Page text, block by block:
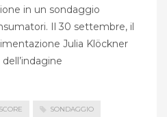
in un sondaggio
Il 30 settembre, il
Julia Klöckner
SONDAGGIO